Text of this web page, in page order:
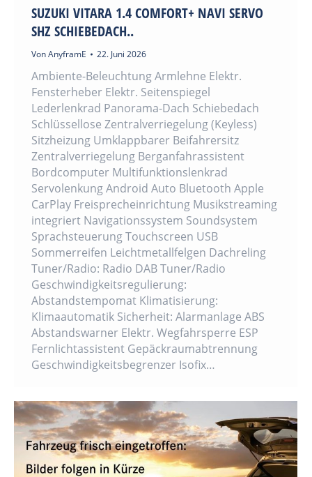
SUZUKI VITARA 1.4 COMFORT+ NAVI SERVO
SHZ SCHIEBEDACH..
VonAnyframE 22. Juni 2026
Ambiente-Beleuchtung Armlehne Elektr.
Fensterheber Elektr. Seitenspiegel
Lederlenkrad Panorama-Dach Schiebedach
Schlüssellose Zentralverriegelung (Keyless)
Sitzheizung Umklappbarer Beifahrersitz
Zentralverriegelung Berganfahrassistent
Bordcomputer Multifunktionslenkrad
Servolenkung Android Auto Bluetooth Apple
CarPlay Freisprecheinrichtung Musikstreaming
integriert Navigationssystem Soundsystem
Sprachsteuerung Touchscreen USB
Sommerreifen Leichtmetallfelgen Dachreling
Tuner/Radio: Radio DAB Tuner/Radio
Geschwindigkeitsregulierung:
Abstandstempomat Klimatisierung:
Klimaautomatik Sicherheit: Alarmanlage ABS
Abstandswarner Elektr. Wegfahrsperre ESP
Fernlichtassistent Gepäckraumabtrennung
Geschwindigkeitsbegrenzer Isofix…